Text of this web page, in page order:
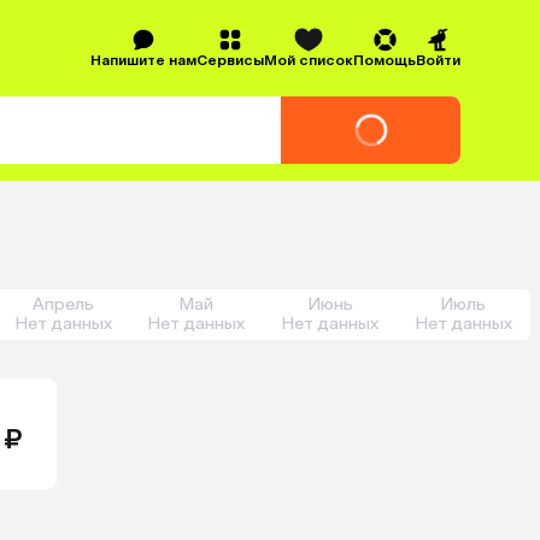
Напишите намСервисыМой списокПомощьВойти
Апрель
Нет данных
Май
Нет данных
Июнь
Нет данных
Июль
Нет данных
₽